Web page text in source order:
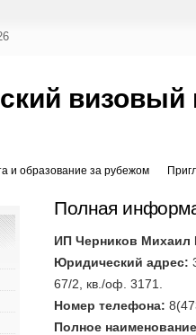
визовый
и образование за рубежом
Полная
ИП Черников Михаил
Юридический адрес:
67/2, кв./оф. 3171.
Номер телефона:
Полное